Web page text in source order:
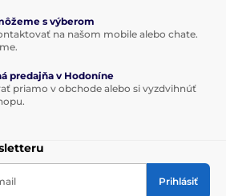
s výberom
na našom mobile alebo chate.
predajňa v Hodoníne
priamo v obchode alebo si vyzdvihnúť
Prihlásiť